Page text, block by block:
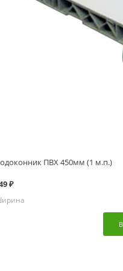
ПВХ 450мм (1 м.п.)
₽